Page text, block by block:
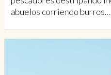
abuelos corriendo